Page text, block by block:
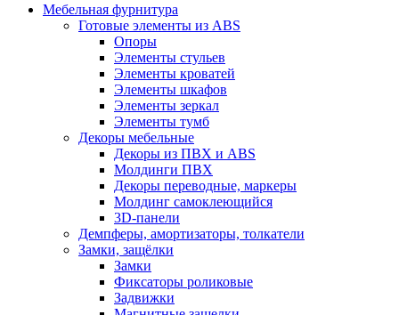
Мебельная фурнитура
Готовые элементы из ABS
Опоры
Элементы стульев
Элементы кроватей
Элементы шкафов
Элементы зеркал
Элементы тумб
Декоры мебельные
Декоры из ПВХ и ABS
Молдинги ПВХ
Декоры переводные, маркеры
Молдинг самоклеющийся
3D-панели
Демпферы, амортизаторы, толкатели
Замки, защёлки
Замки
Фиксаторы роликовые
Задвижки